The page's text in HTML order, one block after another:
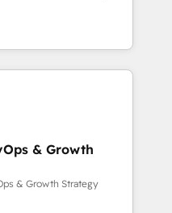
clients,
des revenus
et à
avec des ETI
digitale et des
méthodologie RevOps
commerciales et
synchronisation API,
& Growth
& Growth Strategy